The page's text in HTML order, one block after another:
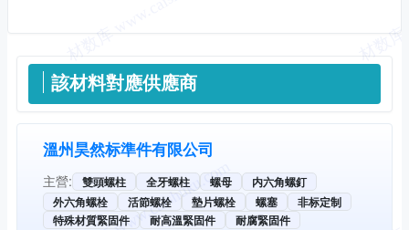
供應信息
該材料對應供應商
溫州昊然标準件有限公司
主營: 雙頭螺柱 全牙螺柱 螺母
内六角螺釘
外六角螺栓
活節螺栓 墊片螺栓 螺塞
非标定制
特殊材質緊固件
耐高溫緊固件 耐腐緊固件